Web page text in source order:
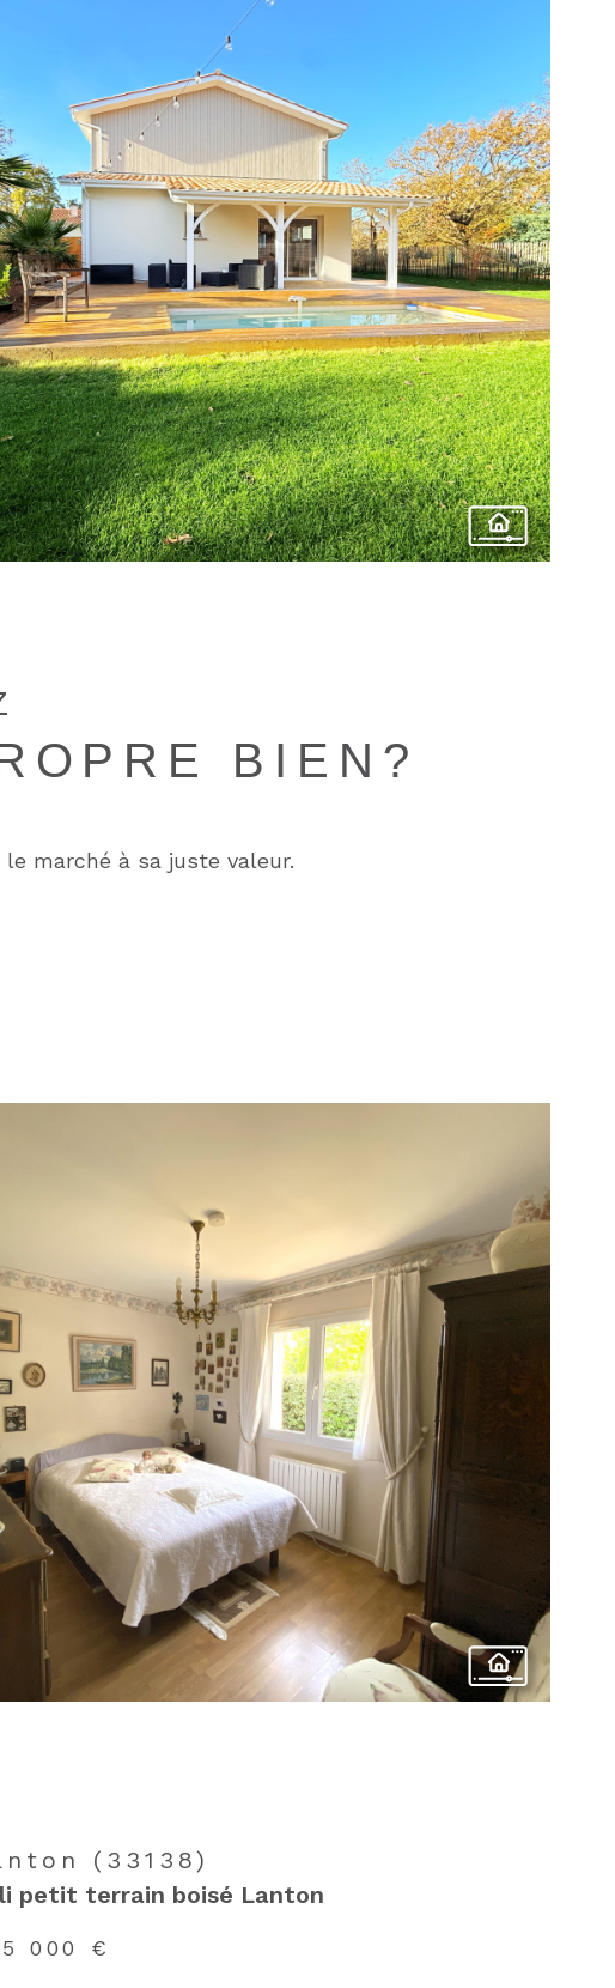
voir le
bien
BIEN?
marché à sa juste valeur.
voir le
bien
(33138)
petit terrain boisé Lanton
000 €